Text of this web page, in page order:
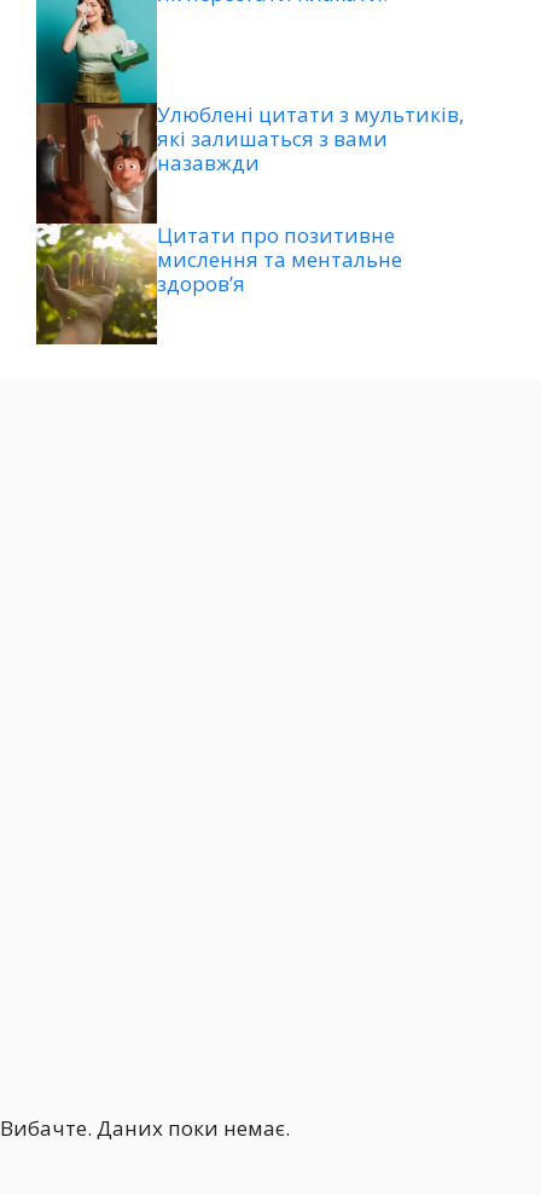
Улюблені цитати з мультиків,
які залишаться з вами
назавжди
Цитати про позитивне
мислення та ментальне
здоров’я
Вибачте. Даних поки немає.